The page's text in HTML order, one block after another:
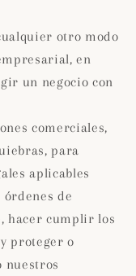
otro modo
en
un negocio con
comerciales,
para
aplicables
de
hacer cumplir los
proteger o
nuestros